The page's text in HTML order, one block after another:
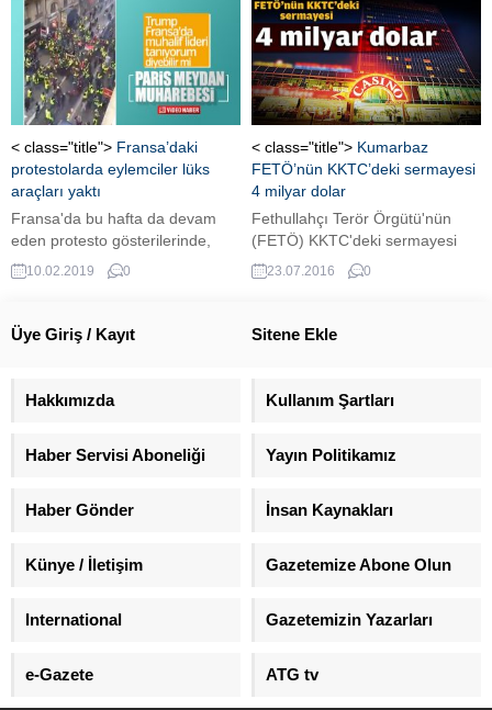
toplantısı düzenledi. “Yabancı
teröristler Irak’ta saldırı
düzenlediyse orada
yargılanacaklar. Eğer bunlar
Avrupa’ya gelmek istiyorsa
Türkiye’ye gidecekler ve
Türkiye’den Fransa’ya
gelecekler. Başka yollarla
Fransa’ya gelemezler.”
ifadelerini kullanan Macron, bu
durumda Türkiye’nin senelerdir
yaptığı gibi kendilerine bildirmesi
gerektiğini belirtti. Macron,...
< class="title"> Fransa’daki
protestolarda eylemciler lüks
araçları yaktı
Fransa'da bu hafta da devam
eden protesto gösterilerinde,
Porsche marka araç cayır cayır
yandı.
10.02.2019 0
< class="title"> Kumarbaz
FETÖ’nün KKTC’deki sermayesi
4 milyar dolar
Fethullahçı Terör Örgütü'nün
(FETÖ) KKTC'deki sermayesi
dudak uçuklattı. Koza aracılığıyla
Kıbrıs'a 4 milyar dolar kaçıran
işlettiği ortaya çıktı.
23.07.2016 0
Üye Giriş / Kayıt Sitene Ekle
Hakkımızda Kullanım Şartları
Haber Servisi Aboneliği Yayın Politikamız
Haber Gönder İnsan Kaynakları
Künye / İletişim Gazetemize Abone Olun
International Gazetemizin Yazarları
e-Gazete ATG tv